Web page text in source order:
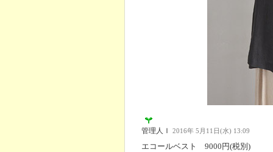
管理人Ｉ 2016年 5月11日(水) 13:09
エコールベスト 9000円(税別)